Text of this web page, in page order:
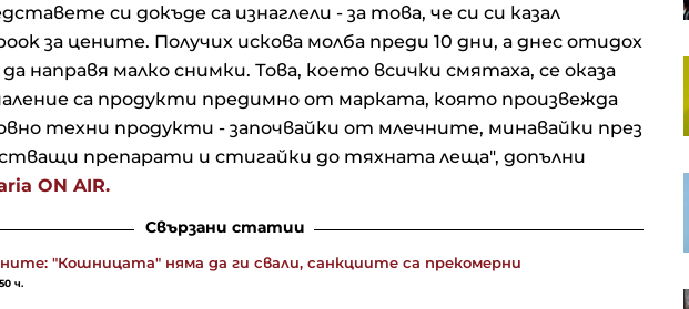
си докъде са изнаглели - за това, че си си казал
за цените. Получих искова молба преди 10 дни, а днес отидох
направя малко снимки. Това, което всички смятаха, се оказа
са продукти предимно от марката, която произвежда
техни продукти - започвайки от млечните, минавайки през
препарати и стигайки до тяхната леща", допълни
ON AIR.
Свързани статии
"Кошницата" няма да ги свали, санкциите са прекомерни
ч.
Германия губи основните си
пазари, но износът расте през
полугодието